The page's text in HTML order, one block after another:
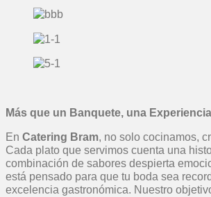
Más que un Banquete, una
En Catering Bram, no solo cocinamos,
Cada plato que servimos cuenta una
combinación de sabores despierta
está pensado para que tu boda sea
excelencia gastronómica. Nuestro